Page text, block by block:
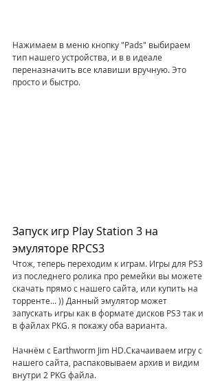
Нажимаем в меню кнопку "Pads" выбираем
тип нашего устройства, и в в идеале
переназначить все клавиши вручную. Это
просто и быстро.
Запуск игр Play Station 3 на
эмуляторе RPCS3
Чтож, теперь переходим к играм. Игры для PS3
из последнего ролика про ремейки вы можете
скачать прямо с нашего сайта, или купить на
торренте... )) Данный эмулятор может
запускать игры как в формате дисков PS3 так и
в файлах PKG. я покажу оба варианта.
Начнём с Earthworm Jim HD.Скачаиваем игру с
нашего сайта, распаковываем архив и видим
внутри 2 PKG файла.